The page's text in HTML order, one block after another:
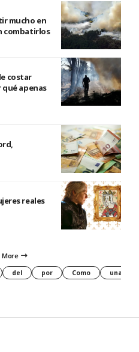
mucho en
combatirlos
costar
qué apenas
reales
More
del por Como una